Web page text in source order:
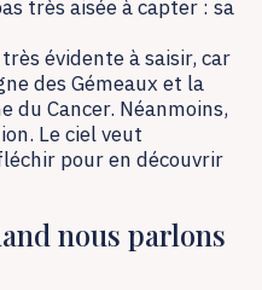
très aisée à capter : sa
évidente à saisir, car
des Gémeaux et la
du Cancer. Néanmoins,
Le ciel veut
pour en découvrir
nous parlons